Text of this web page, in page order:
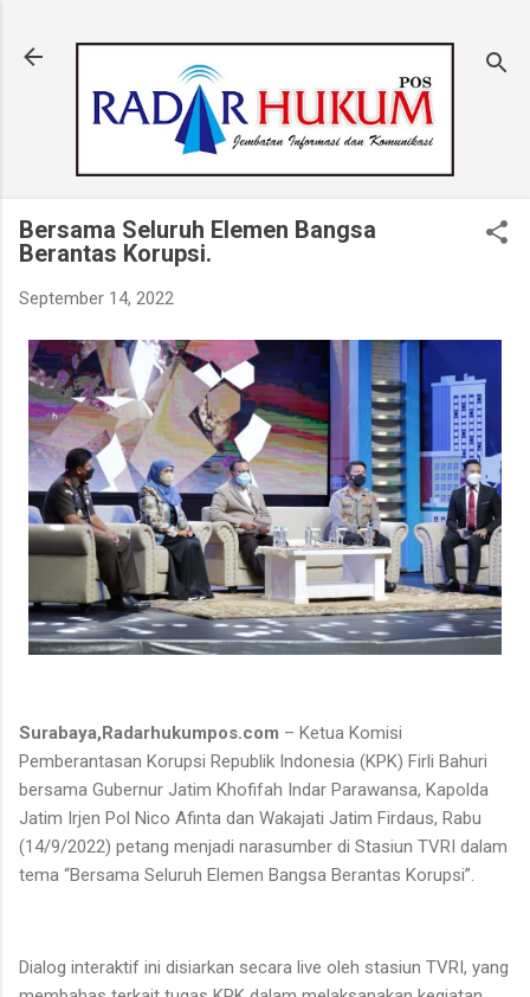
Bersama Seluruh Elemen Bangsa
Berantas Korupsi.
September 14, 2022
Surabaya,Radarhukumpos.com – Ketua Komisi
Pemberantasan Korupsi Republik Indonesia (KPK) Firli Bahuri
bersama Gubernur Jatim Khofifah Indar Parawansa, Kapolda
Jatim Irjen Pol Nico Afinta dan Wakajati Jatim Firdaus, Rabu
(14/9/2022) petang menjadi narasumber di Stasiun TVRI dalam
tema “Bersama Seluruh Elemen Bangsa Berantas Korupsi”.
Dialog interaktif ini disiarkan secara live oleh stasiun TVRI, yang